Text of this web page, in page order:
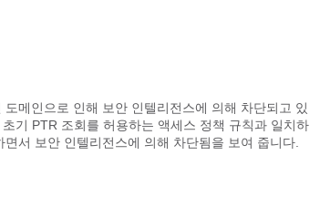
메인으로 인해 보안 인텔리전스에 의해 차단되고 있
기 PTR 조회를 허용하는 액세스 정책 규칙과 일치하
서 보안 인텔리전스에 의해 차단됨을 보여 줍니다.